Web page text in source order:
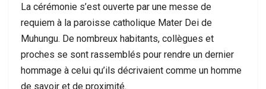
La cérémonie s’est ouverte par une messe de
requiem à la paroisse catholique Mater Dei de
Muhungu. De nombreux habitants, collègues et
proches se sont rassemblés pour rendre un dernier
hommage à celui qu’ils décrivaient comme un homme
de savoir et de proximité.